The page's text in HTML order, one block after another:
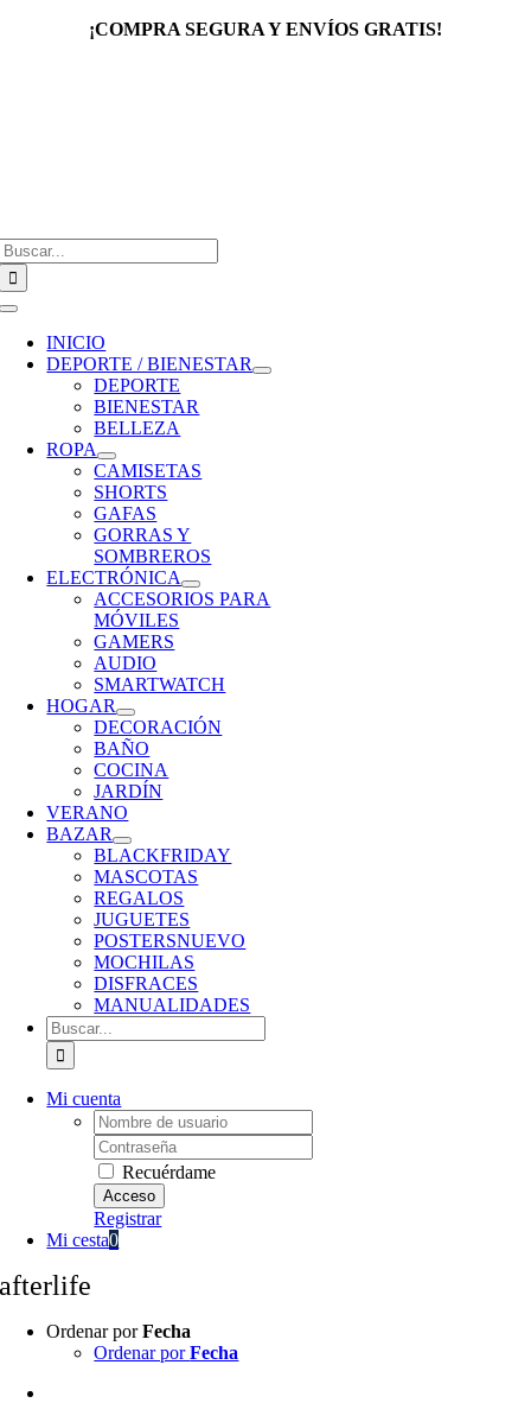
¡COMPRA SEGURA Y ENVÍOS GRATIS!
Toggle
Navigation
INICIO
DEPORTE / BIENESTAR
DEPORTE
BIENESTAR
BELLEZA
ROPA
CAMISETAS
SHORTS
GAFAS
GORRAS Y
SOMBREROS
ELECTRÓNICA
ACCESORIOS PARA
MÓVILES
GAMERS
AUDIO
SMARTWATCH
HOGAR
DECORACIÓN
BAÑO
COCINA
JARDÍN
VERANO
BAZAR
BLACKFRIDAY
MASCOTAS
REGALOS
JUGUETES
POSTERSNUEVO
MOCHILAS
DISFRACES
MANUALIDADES
Buscar:
Mi cuenta
Username:
Password:
Recuérdame
Registrar
Mi cesta0
afterlife
Ordenar porFecha
Ordenar porFecha